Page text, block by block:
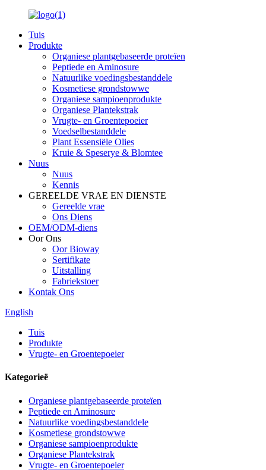
Tuis
Produkte
Organiese plantgebaseerde proteïen
Peptiede en Aminosure
Natuurlike voedingsbestanddele
Kosmetiese grondstowwe
Organiese sampioenprodukte
Organiese Plantekstrak
Vrugte- en Groentepoeier
Voedselbestanddele
Plant Essensiële Olies
Kruie & Speserye & Blomtee
Nuus
Nuus
Kennis
GEREELDE VRAE EN DIENSTE
Gereelde vrae
Ons Diens
OEM/ODM-diens
Oor Ons
Oor Bioway
Sertifikate
Uitstalling
Fabriekstoer
Kontak Ons
English
Tuis
Produkte
Vrugte- en Groentepoeier
Kategorieë
Organiese plantgebaseerde proteïen
Peptiede en Aminosure
Natuurlike voedingsbestanddele
Kosmetiese grondstowwe
Organiese sampioenprodukte
Organiese Plantekstrak
Vrugte- en Groentepoeier